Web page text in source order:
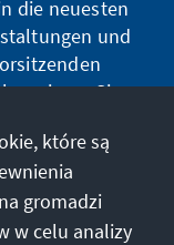
die neuesten
und
Sie
które są
gromadzi
w celu analizy